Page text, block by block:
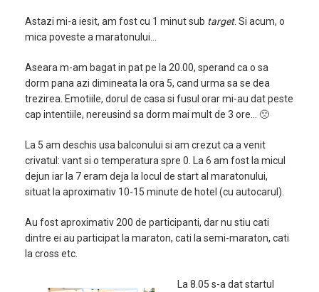
Astazi mi-a iesit, am fost cu 1 minut sub target. Si acum, o
mica poveste a maratonului…
Aseara m-am bagat in pat pe la 20.00, sperand ca o sa
dorm pana azi dimineata la ora 5, cand urma sa se dea
trezirea. Emotiile, dorul de casa si fusul orar mi-au dat peste
cap intentiile, nereusind sa dorm mai mult de 3 ore… 🙁
La 5 am deschis usa balconului si am crezut ca a venit
crivatul: vant si o temperatura spre 0. La 6 am fost la micul
dejun iar la 7 eram deja la locul de start al maratonului,
situat la aproximativ 10-15 minute de hotel (cu autocarul).
Au fost aproximativ 200 de participanti, dar nu stiu cati
dintre ei au participat la maraton, cati la semi-maraton, cati
la cross etc.
La 8.05 s-a dat startul